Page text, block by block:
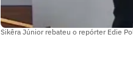
Sikêra Júnior rebateu o repórter Edie